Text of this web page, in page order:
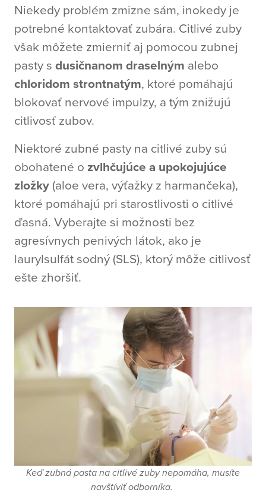
Niekedy problém zmizne sám, inokedy je
potrebné kontaktovať zubára. Citlivé zuby
však môžete zmierniť aj pomocou zubnej
pasty s dusičnanom draselným alebo
chloridom strontnatým, ktoré pomáhajú
blokovať nervové impulzy, a tým znižujú
citlivosť zubov.
Niektoré zubné pasty na citlivé zuby sú
obohatené o zvlhčujúce a upokojujúce
zložky (aloe vera, výťažky z harmančeka),
ktoré pomáhajú pri starostlivosti o citlivé
ďasná. Vyberajte si možnosti bez
agresívnych penivých látok, ako je
laurylsulfát sodný (SLS), ktorý môže citlivosť
ešte zhoršiť.
Keď zubná pasta na citlivé zuby nepomáha, musíte
navštíviť odborníka.